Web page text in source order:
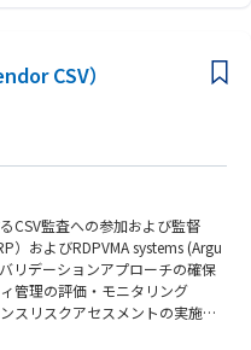
の計画の柔軟な調整。
を超えた改善案や代替案を検
を受ける）
る指導やサポートを行う
CSV）
CSV監査への参加および監督
）およびRDPVMA systems (Argu
リデーションアプローチの確保
管理の評価・モニタリング
スリスクアセスメントの実施
SOP、テンプレートの開発・